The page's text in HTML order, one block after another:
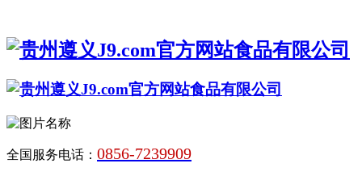
全国服务电话： 0856-7239909